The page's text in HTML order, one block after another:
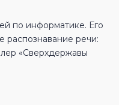
по информатике. Его
распознавание речи:
«Сверхдержавы